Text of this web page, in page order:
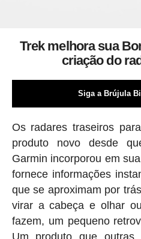
Trek melhora sua
criação do
Siga a Brújula
Os radares traseiros
produto novo desde
Garmin incorporou em
fornece informações
que se aproximam por
virar a cabeça e olhar
fazem, um pequeno